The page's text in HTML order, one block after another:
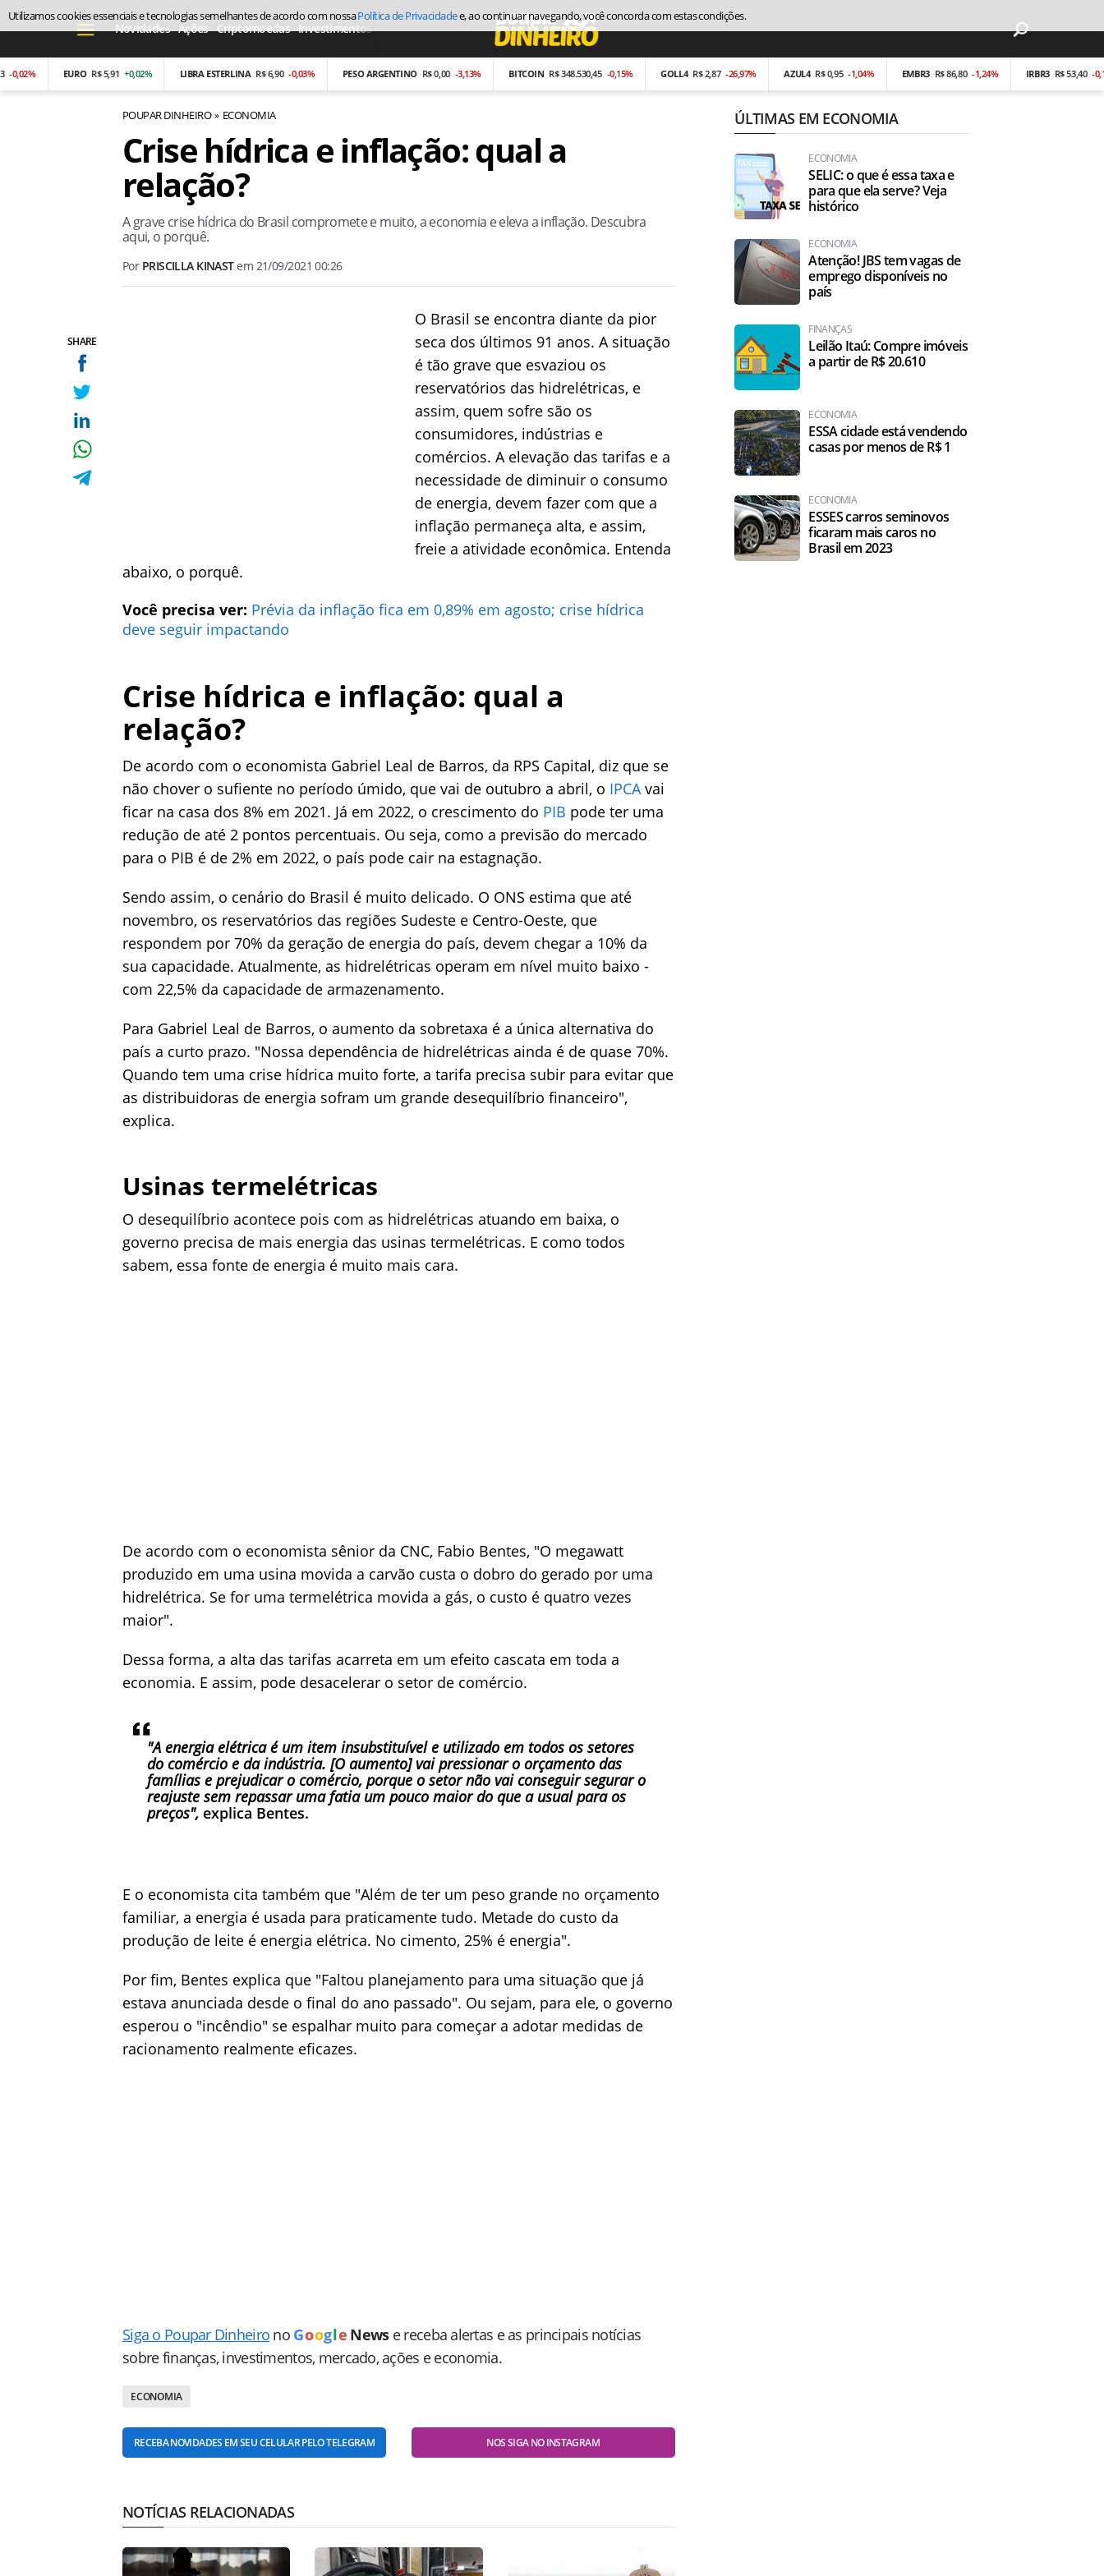
Novidades Ações Criptomoedas Investimentos Economia
R$ 5,91 +0,02% LIBRA ESTERLINA R$ 6,90 -0,03% PESO ARGENTINO R$ 0,00 -3,13% BITCOIN R$ 348.530,45 -0,15% GOLL4 R$ 2,87 -26,97% AZUL4 R$ 0,95 -1,04% EMBR3 R$ 86,80 -1,24% R$ 53,40 -0,19%
POUPAR DINHEIRO ECONOMIA
SHARE
Crise hídrica e inflação: qual a
relação?
A grave crise hídrica do Brasil compromete e muito, a economia e eleva a inflação. Descubra
aqui, o porquê.
Por PRISCILLA KINASTem 21/09/2021 00:26
O Brasil se encontra diante da pior
seca dos últimos 91 anos. A situação
é tão grave que esvaziou os
reservatórios das hidrelétricas, e
assim, quem sofre são os
consumidores, indústrias e
comércios. A elevação das tarifas e a
necessidade de diminuir o consumo
de energia, devem fazer com que a
inflação permaneça alta, e assim,
freie a atividade econômica. Entenda
abaixo, o porquê.
Você precisa ver: Prévia da inflação fica em 0,89% em agosto; crise hídrica
deve seguir impactando
Crise hídrica e inflação: qual a
relação?
De acordo com o economista Gabriel Leal de Barros, da RPS Capital, diz que se
não chover o sufiente no período úmido, que vai de outubro a abril, o IPCAvai
ficar na casa dos 8% em 2021. Já em 2022, o crescimento do PIB pode ter uma
redução de até 2 pontos percentuais. Ou seja, como a previsão do mercado
para o PIB é de 2% em 2022, o país pode cair na estagnação.
Sendo assim, o cenário do Brasil é muito delicado. O ONS estima que até
novembro, os reservatórios das regiões Sudeste e Centro-Oeste, que
respondem por 70% da geração de energia do país, devem chegar a 10% da
sua capacidade. Atualmente, as hidrelétricas operam em nível muito baixo -
com 22,5% da capacidade de armazenamento.
Para Gabriel Leal de Barros, o aumento da sobretaxa é a única alternativa do
país a curto prazo. "Nossa dependência de hidrelétricas ainda é de quase 70%.
Quando tem uma crise hídrica muito forte, a tarifa precisa subir para evitar que
as distribuidoras de energia sofram um grande desequilíbrio financeiro",
explica.
Usinas termelétricas
O desequilíbrio acontece pois com as hidrelétricas atuando em baixa, o
governo precisa de mais energia das usinas termelétricas. E como todos
sabem, essa fonte de energia é muito mais cara.
De acordo com o economista sênior da CNC, Fabio Bentes, "O megawatt
produzido em uma usina movida a carvão custa o dobro do gerado por uma
hidrelétrica. Se for uma termelétrica movida a gás, o custo é quatro vezes
maior".
Dessa forma, a alta das tarifas acarreta em um efeito cascata em toda a
economia. E assim, pode desacelerar o setor de comércio.
"A energia elétrica é um item insubstituível e utilizado em todos os setores
do comércio e da indústria. [O aumento] vai pressionar o orçamento das
famílias e prejudicar o comércio, porque o setor não vai conseguir segurar o
reajuste sem repassar uma fatia um pouco maior do que a usual para os
preços", explica Bentes.
E o economista cita também que "Além de ter um peso grande no orçamento
familiar, a energia é usada para praticamente tudo. Metade do custo da
produção de leite é energia elétrica. No cimento, 25% é energia".
Por fim, Bentes explica que "Faltou planejamento para uma situação que já
estava anunciada desde o final do ano passado". Ou sejam, para ele, o governo
esperou o "incêndio" se espalhar muito para começar a adotar medidas de
racionamento realmente eficazes.
Siga o Poupar Dinheiro no Goog le News e receba alertas e as principais notícias
sobre finanças, investimentos, mercado, ações e economia.
ECONOMIA
RECEBA NOVIDADES EM SEU CELULAR PELO TELEGRAM NOS SIGA NO INSTAGRAM
NOTÍCIAS RELACIONADAS
ÚLTIMAS EM ECONOMIA
ECONOMIA
SELIC: o que é essa taxa e
para que ela serve? Veja
histórico
ECONOMIA
Atenção! JBS tem vagas de
emprego disponíveis no
país
FINANÇAS
Leilão Itaú: Compre imóveis
a partir de R$ 20.610
ECONOMIA
ESSA cidade está vendendo
casas por menos de R$ 1
ECONOMIA
ESSES carros seminovos
ficaram mais caros no
Brasil em 2023
Utilizamos cookies essenciais e tecnologias semelhantes de acordo com nossaPolítica de Privacidadee, ao continuar navegando, você concorda com estas condições.